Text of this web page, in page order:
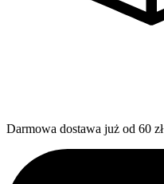
Darmowa dostawa już od 60 zł